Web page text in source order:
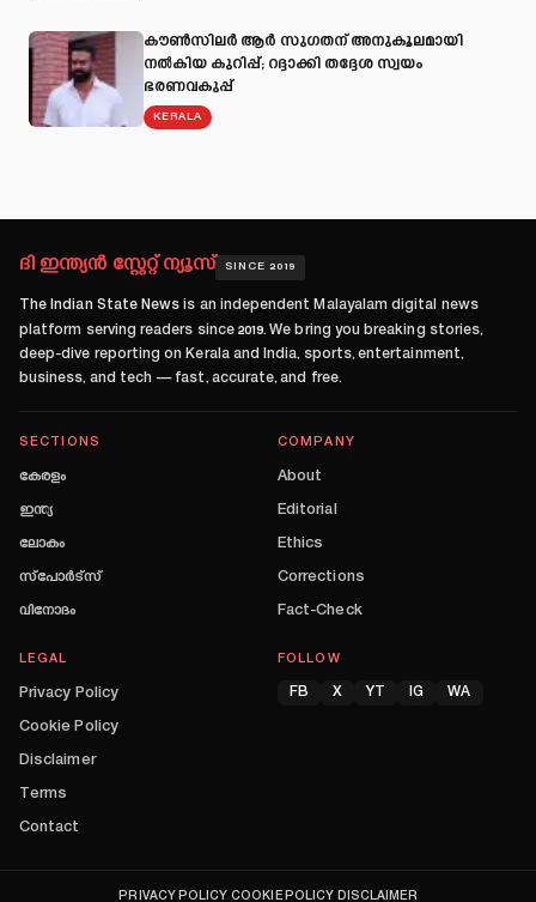
കൗൺസിലർ ആർ സുഗതന് അനുകൂലമായി
നല്‍കിയ കുറിപ്പ്; റദ്ദാക്കി തദ്ദേശ സ്വയം
ഭരണവകുപ്പ്
KERALA
ദി ഇന്ത്യൻ സ്റ്റേറ്റ് ന്യൂസ് SINCE 2019
The Indian State News is an independent Malayalam digital news
platform serving readers since 2019. We bring you breaking stories,
deep-dive reporting on Kerala and India, sports, entertainment,
business, and tech — fast, accurate, and free.
SECTIONS
കേരളം
ഇന്ത്യ
ലോകം
സ്പോർട്സ്
വിനോദം
COMPANY
About
Editorial
Ethics
Corrections
Fact-Check
LEGAL
Privacy Policy
Cookie Policy
Disclaimer
Terms
Contact
FOLLOW
FB X YT IG WA
PRIVACY POLICY COOKIE POLICY DISCLAIMER